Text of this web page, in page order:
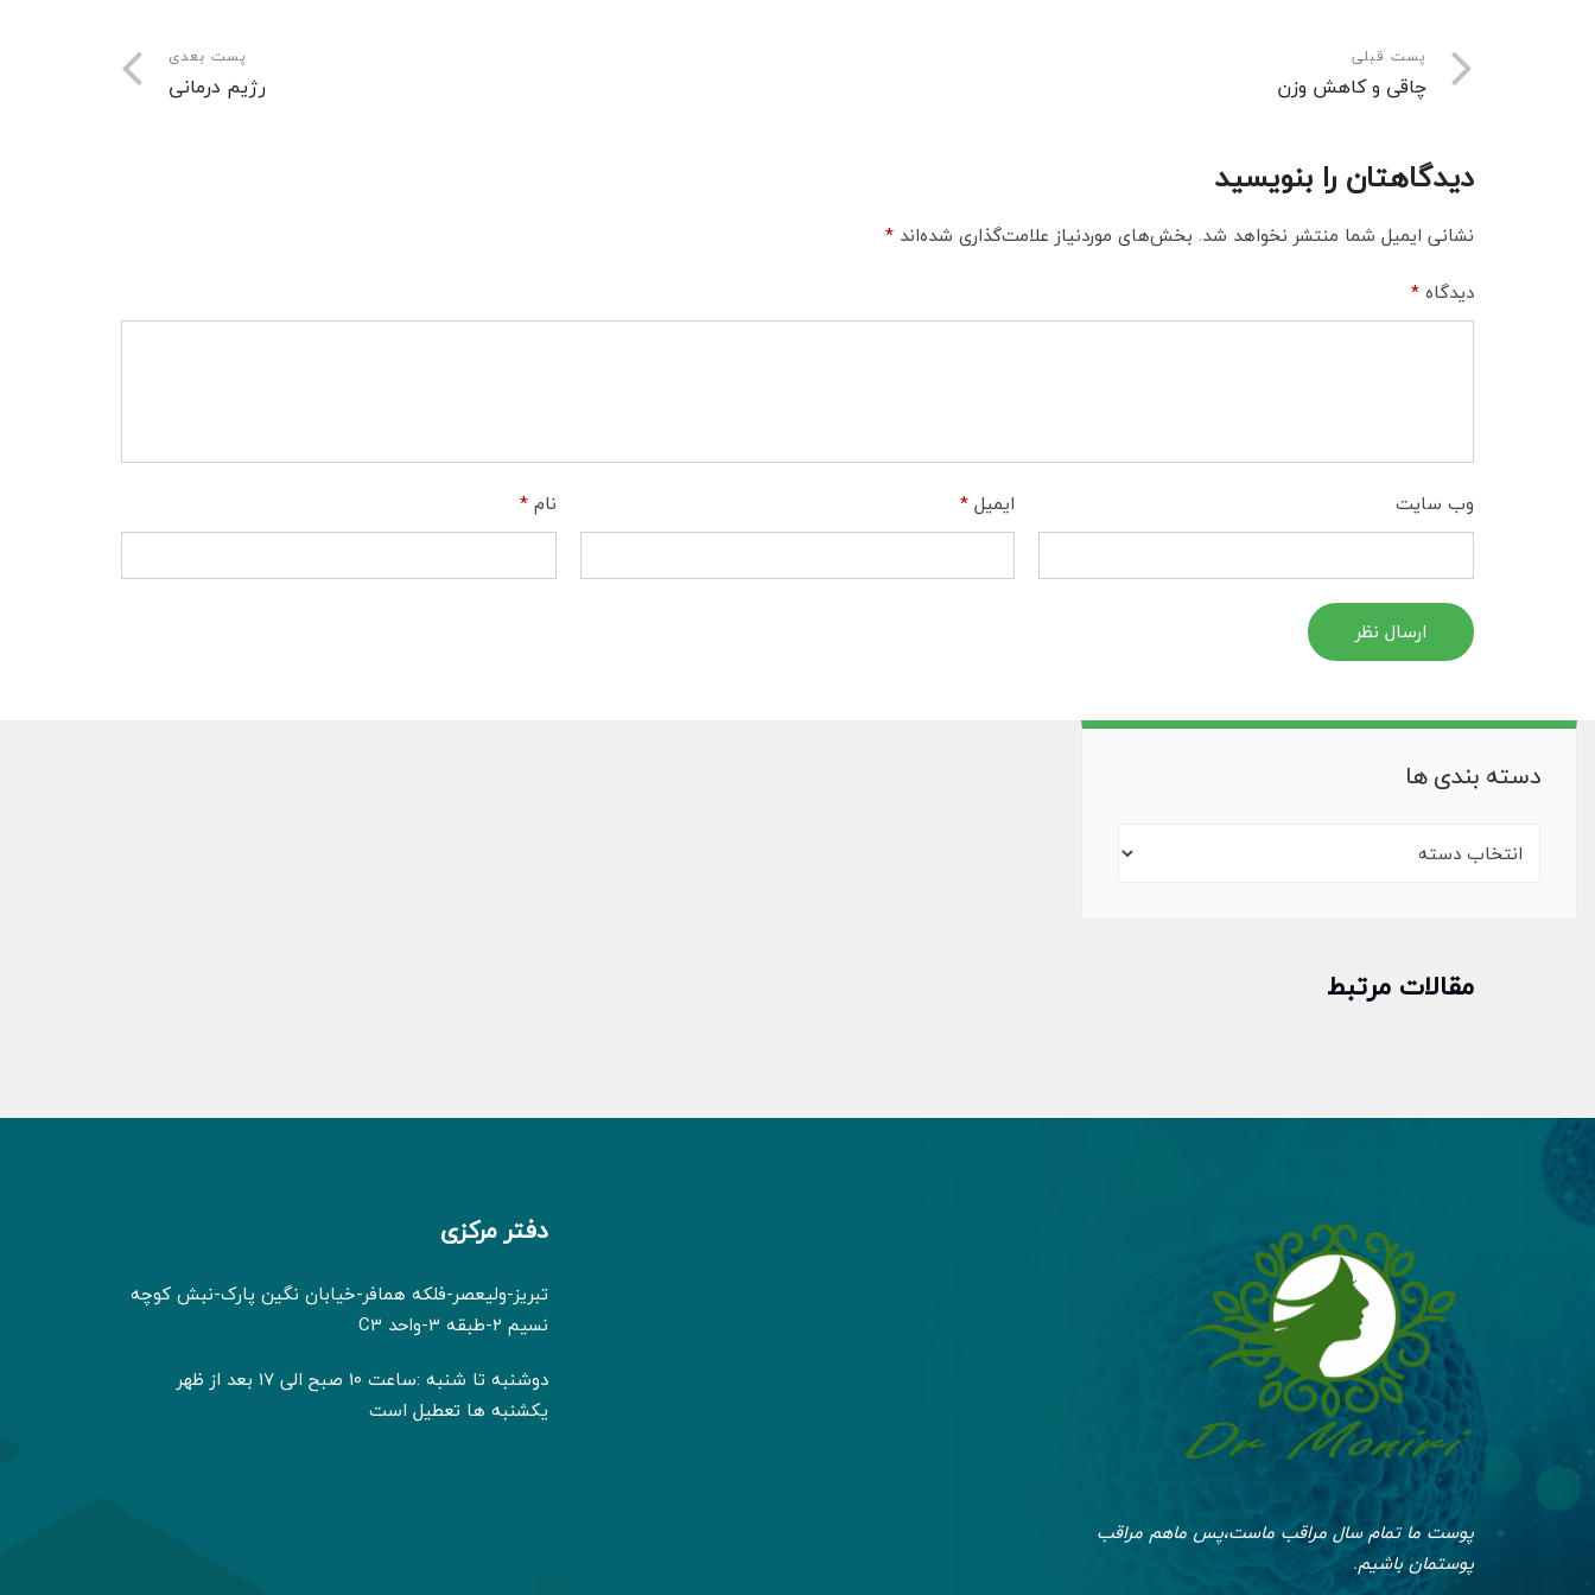
پست قبلی
چاقی و کاهش وزن
پست بعدی
رژیم درمانی
دیدگاهتان را بنویسید
نشانی ایمیل شما منتشر نخواهد شد. بخش‌های موردنیاز علامت‌گذاری شده‌اند *
دیدگاه*
نام* ایمیل* وب‌ سایت
ارسال نظر
دسته بندی ها
مقالات مرتبط
پوست ما تمام سال مراقب ماست،پس ماهم مراقب
پوستمان باشیم.
دفتر مرکزی
تبریز-ولیعصر-فلکه همافر-خیابان نگین پارک-نبش کوچه
نسیم 2-طبقه 3-واحد C3
دوشنبه تا شنبه :ساعت 10 صبح الی 17 بعد از ظهر
یکشنبه ها تعطیل است